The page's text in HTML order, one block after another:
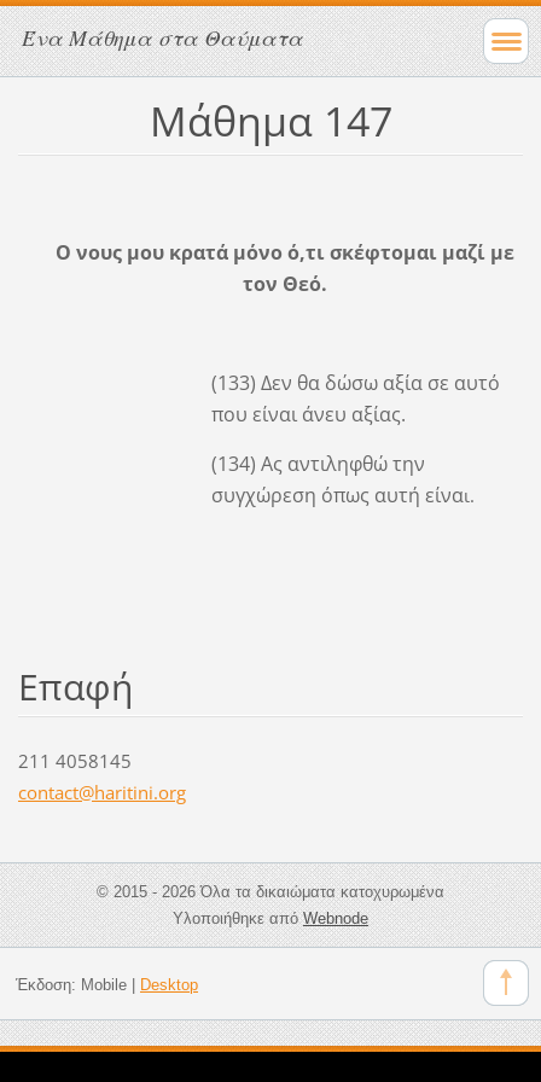
Ένα Μάθημα στα Θαύματα
Μάθημα 147
Ο νους μου κρατά μόνο ό,τι σκέφτομαι μαζί με
τον Θεό.
(133) Δεν θα δώσω αξία σε αυτό
που είναι άνευ αξίας.
(134) Ας αντιληφθώ την
συγχώρεση όπως αυτή είναι.
Επαφή
211 4058145
contact@haritini.org
© 2015 - 2026 Όλα τα δικαιώματα κατοχυρωμένα
Υλοποιήθηκε απόWebnode
Έκδοση: Mobile| Desktop